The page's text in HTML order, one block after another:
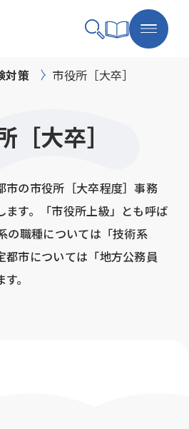
対策 市役所［大卒］
［大卒］
市の市役所［大卒程度］事務
ます。「市役所上級」とも呼ば
の職種については「技術系
都市については「地方公務員
。